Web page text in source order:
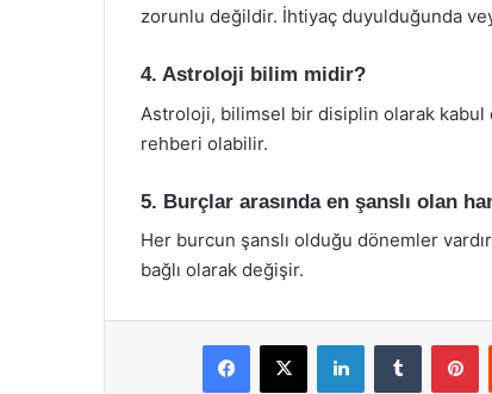
zorunlu değildir. İhtiyaç duyulduğunda
4. Astroloji bilim midir?
Astroloji, bilimsel bir disiplin olarak
rehberi olabilir.
5. Burçlar arasında en şanslı olan
Her burcun şanslı olduğu dönemler
bağlı olarak değişir.
Facebook
X LinkedInTumblr